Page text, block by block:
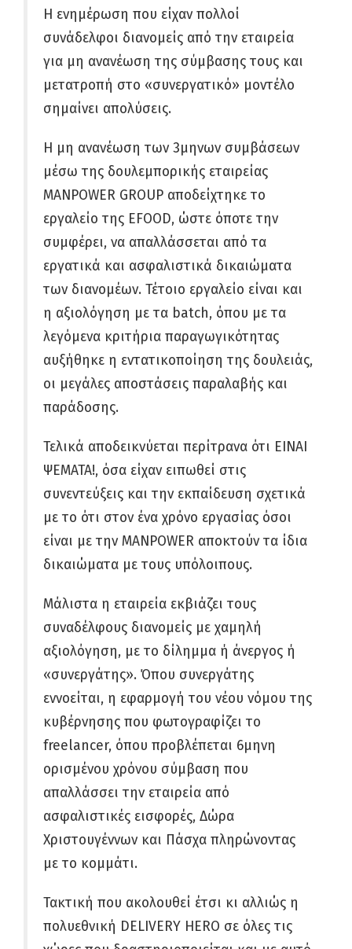
Η ενημέρωση που είχαν πολλοί
συνάδελφοι διανομείς από την εταιρεία
για μη ανανέωση της σύμβασης τους και
μετατροπή στο «συνεργατικό» μοντέλο
σημαίνει απολύσεις.
Η μη ανανέωση των 3μηνων συμβάσεων
μέσω της δουλεμπορικής εταιρείας
MANPOWER GROUP αποδείχτηκε το
εργαλείο της EFOOD, ώστε όποτε την
συμφέρει, να απαλλάσσεται από τα
εργατικά και ασφαλιστικά δικαιώματα
των διανομέων. Τέτοιο εργαλείο είναι και
η αξιολόγηση με τα batch, όπου με τα
λεγόμενα κριτήρια παραγωγικότητας
αυξήθηκε η εντατικοποίηση της δουλειάς,
οι μεγάλες αποστάσεις παραλαβής και
παράδοσης.
Τελικά αποδεικνύεται περίτρανα ότι ΕΙΝΑΙ
ΨΕΜΑΤΑ!, όσα είχαν ειπωθεί στις
συνεντεύξεις και την εκπαίδευση σχετικά
με το ότι στον ένα χρόνο εργασίας όσοι
είναι με την MANPOWER αποκτούν τα ίδια
δικαιώματα με τους υπόλοιπους.
Μάλιστα η εταιρεία εκβιάζει τους
συναδέλφους διανομείς με χαμηλή
αξιολόγηση, με το δίλημμα ή άνεργος ή
«συνεργάτης». Όπου συνεργάτης
εννοείται, η εφαρμογή του νέου νόμου της
κυβέρνησης που φωτογραφίζει το
freelancer, όπου προβλέπεται 6μηνη
ορισμένου χρόνου σύμβαση που
απαλλάσσει την εταιρεία από
ασφαλιστικές εισφορές, Δώρα
Χριστουγέννων και Πάσχα πληρώνοντας
με το κομμάτι.
Τακτική που ακολουθεί έτσι κι αλλιώς η
πολυεθνική DELIVERY HERO σε όλες τις